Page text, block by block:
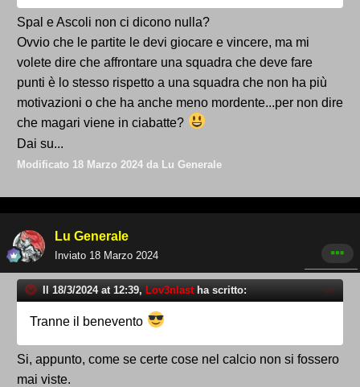
Spal e Ascoli non ci dicono nulla?
Ovvio che le partite le devi giocare e vincere, ma mi
volete dire che affrontare una squadra che deve fare
punti è lo stesso rispetto a una squadra che non ha più
motivazioni o che ha anche meno mordente...per non dire
che magari viene in ciabatte?
Dai su...
Modificato 18 Marzo 2024 da Lu Generale
Lu Generale
Inviato 18 Marzo 2024
Il 18/3/2024 at 12:39, Lov3nlastha scritto:
Tranne il benevento
Si, appunto, come se certe cose nel calcio non si fossero
mai viste.